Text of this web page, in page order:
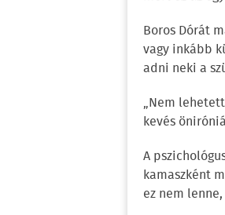
Boros Dórát
vagy inkább
adni neki a
„Nem
kevés
A
kamaszként
ez nem